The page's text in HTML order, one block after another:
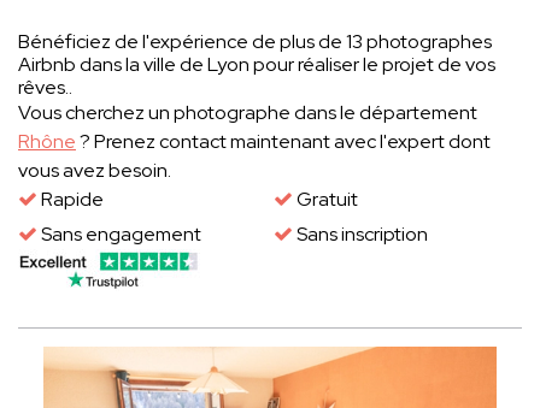
Bénéficiez de l'expérience de plus de 13 photographes
Airbnb dans la ville de Lyon pour réaliser le projet de vos
rêves..
Vous cherchez un photographe dans le département
Rhône? Prenez contact maintenant avec l'expert dont
vous avez besoin.
Rapide
Gratuit
Sans engagement
Sans inscription